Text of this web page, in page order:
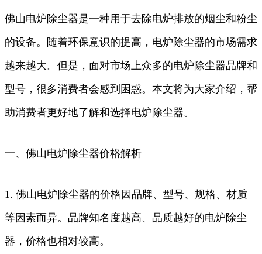
佛山电炉除尘器是一种用于去除电炉排放的烟尘和粉尘
的设备。随着环保意识的提高，电炉除尘器的市场需求
越来越大。但是，面对市场上众多的电炉除尘器品牌和
型号，很多消费者会感到困惑。本文将为大家介绍，帮
助消费者更好地了解和选择电炉除尘器。
一、佛山电炉除尘器价格解析
1. 佛山电炉除尘器的价格因品牌、型号、规格、材质
等因素而异。品牌知名度越高、品质越好的电炉除尘
器，价格也相对较高。